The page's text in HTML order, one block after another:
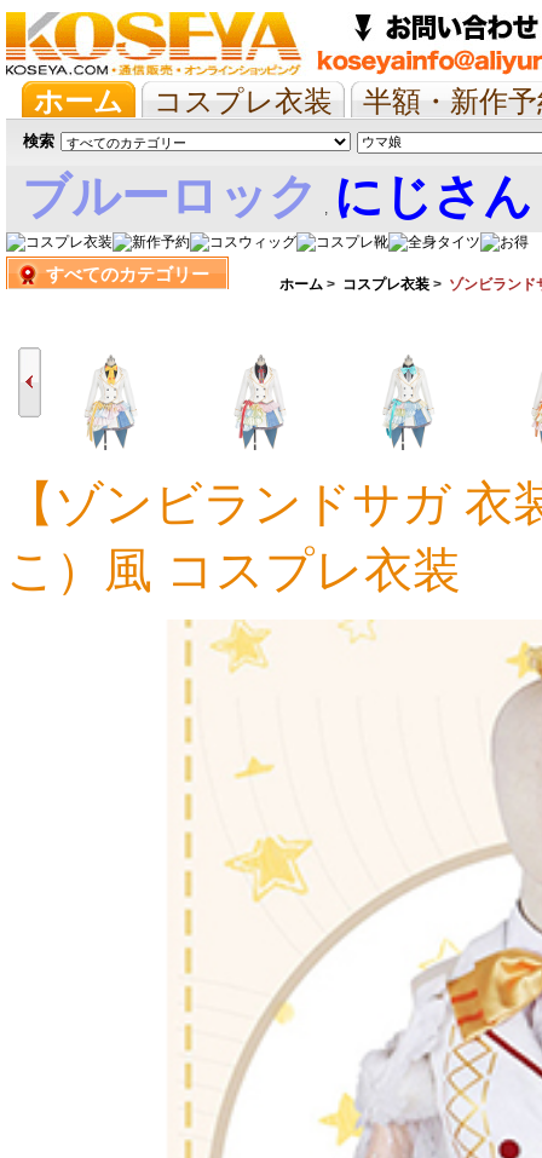
ホーム コスプレ衣装
半額・新作
抱き枕/布団/シーツ
ツイステ ウマ
検索
ブルーロック , にじさ
娘すべてのカテゴリー ホーム > コスプレ衣装 > ゾンビランド
18,351円 18,352円 18,352円
【ゾンビランドサガ
こ）風 コスプレ衣装